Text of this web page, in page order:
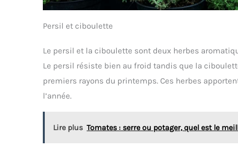
Persil et ciboulette
Le persil et la ciboulette sont deux herbes
Le persil résiste bien au froid tandis que la
premiers rayons du printemps. Ces herbes
l’année.
Lire plus Tomates : serre ou potager, quel est le